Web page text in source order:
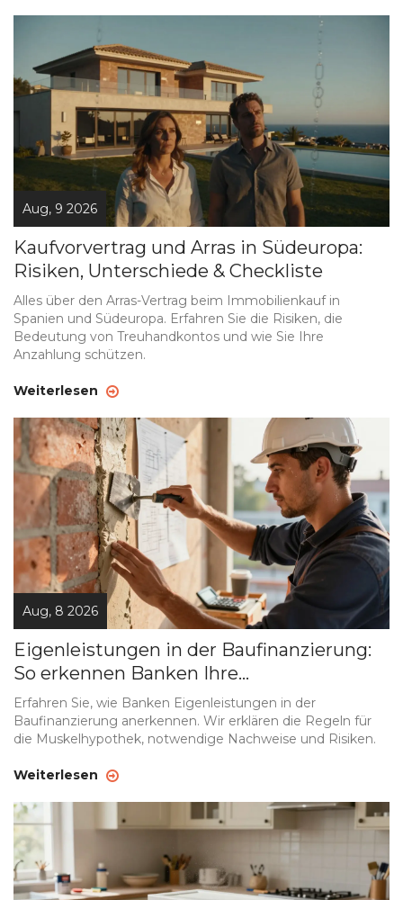
Aug, 9 2026
Kaufvorvertrag und Arras in Südeuropa:
Risiken, Unterschiede & Checkliste
Alles über den Arras-Vertrag beim Immobilienkauf in
Spanien und Südeuropa. Erfahren Sie die Risiken, die
Bedeutung von Treuhandkontos und wie Sie Ihre
Anzahlung schützen.
Weiterlesen
Aug, 8 2026
Eigenleistungen in der Baufinanzierung:
So erkennen Banken Ihre
Muskelhypothek
Erfahren Sie, wie Banken Eigenleistungen in der
Baufinanzierung anerkennen. Wir erklären die Regeln für
die Muskelhypothek, notwendige Nachweise und Risiken.
Weiterlesen